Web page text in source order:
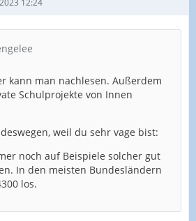
12:24
kann man nachlesen. Außerdem
Schulprojekte von Innen
weil du sehr vage bist:
noch auf Beispiele solcher gut
In den meisten Bundesländern
los.